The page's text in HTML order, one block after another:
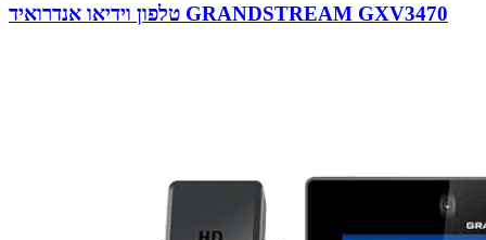
טלפון וידיאו אנדרואיד GRANDSTREAM GXV3470